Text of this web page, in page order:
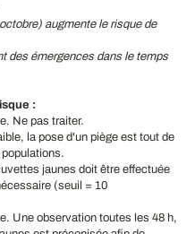
augmente le risque de
des émergences dans le temps
:
Ne pas traiter.
la pose d'un piège est tout de
jaunes doit être effectuée
(seuil = 10
Une observation toutes les 48 h,